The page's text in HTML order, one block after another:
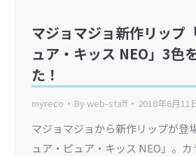
マジョマジョ新作リップ
ュア・キッス NEO」3色
た！
myreco Byweb-staff 2018年6月11
マジョマジョから新作リップが登
ュア・ピュア・キッス NEO」。